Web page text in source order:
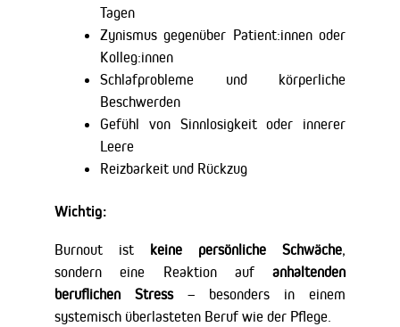
Tagen
Zynismus gegenüber Patient:innen oder
Kolleg:innen
Schlafprobleme und körperliche
Beschwerden
Gefühl von Sinnlosigkeit oder innerer
Leere
Reizbarkeit und Rückzug
Wichtig:
Burnout ist keine persönliche Schwäche,
sondern eine Reaktion auf anhaltenden
beruflichen Stress– besonders in einem
systemisch überlasteten Beruf wie der Pflege.